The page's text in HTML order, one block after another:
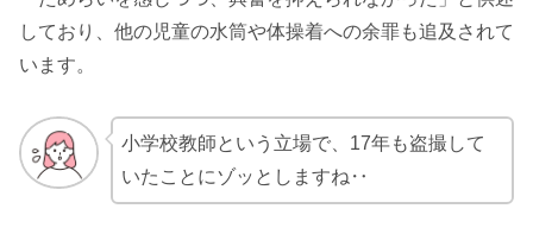
しており、他の児童の水筒や体操着への余罪も追及されて
います。
小学校教師という立場で、17年も盗撮して
いたことにゾッとしますね‥